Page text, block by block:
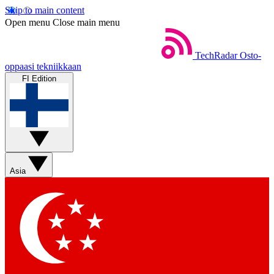
Skip to main content
Open menu Close main menu
TechRadar Osto-
oppaasi tekniikkaan
FI Edition
Asia